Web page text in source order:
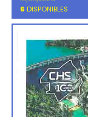
6 DISPONIBLES